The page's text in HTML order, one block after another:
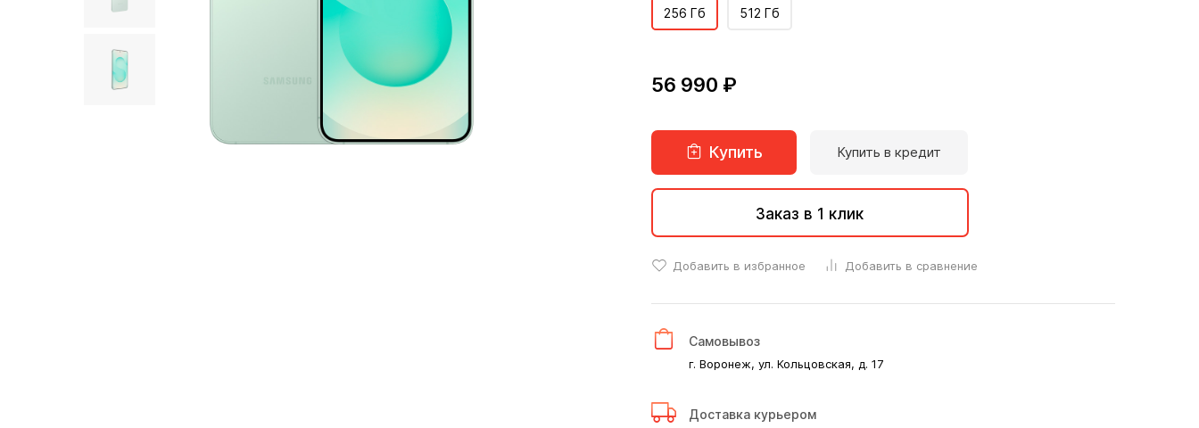
256 Гб 512 Гб
56 990 ₽
Купить Купить в кредит
Заказ в 1 клик
Добавить в избранное Добавить в сравнение
Самовывоз
г. Воронеж, ул. Кольцовская, д. 17
Доставка курьером